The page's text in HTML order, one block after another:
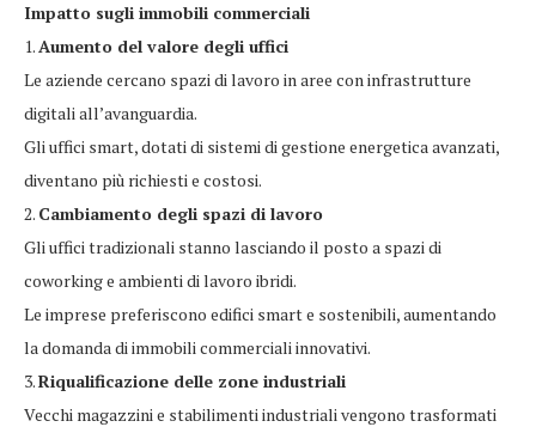
Impatto sugli immobili commerciali
1.Aumento del valore degli uffici
Le aziende cercano spazi di lavoro in aree con infrastrutture
digitali all’avanguardia.
Gli uffici smart, dotati di sistemi di gestione energetica avanzati,
diventano più richiesti e costosi.
2. Cambiamento degli spazi di lavoro
Gli uffici tradizionali stanno lasciando il posto a spazi di
coworking e ambienti di lavoro ibridi.
Le imprese preferiscono edifici smart e sostenibili, aumentando
la domanda di immobili commerciali innovativi.
3.Riqualificazione delle zone industriali
Vecchi magazzini e stabilimenti industriali vengono trasformati